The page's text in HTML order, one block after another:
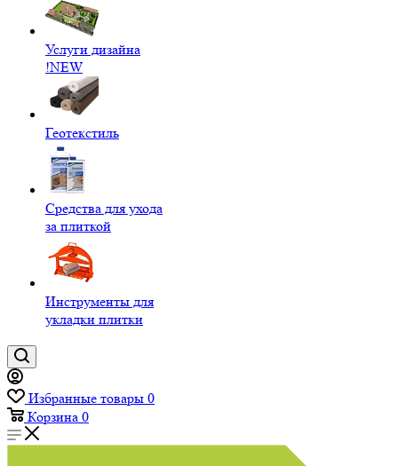
Услуги дизайна
!NEW
Геотекстиль
Средства для ухода
за плиткой
Инструменты для
укладки плитки
Избранные товары 0
Корзина 0